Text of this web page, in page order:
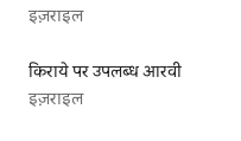
इज़राइल
किराये पर उपलब्ध आरवी
इज़राइल